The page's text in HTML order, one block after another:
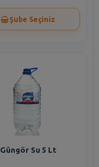
Şube Seçiniz
Güngör Su 5 Lt